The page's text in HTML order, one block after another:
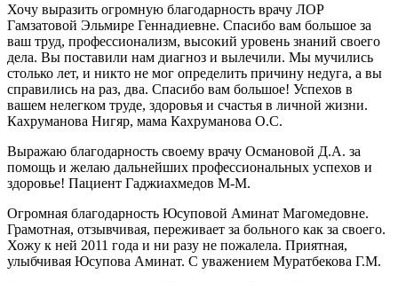
Хочу выразить огромную благодарность врачу ЛОР
Гамзатовой Эльмире Геннадиевне. Спасибо вам большое за
ваш труд, профессионализм, высокий уровень знаний своего
дела. Вы поставили нам диагноз и вылечили. Мы мучились
столько лет, и никто не мог определить причину недуга, а вы
справились на раз, два. Спасибо вам большое! Успехов в
вашем нелегком труде, здоровья и счастья в личной жизни.
Кахруманова Нигяр, мама Кахруманова О.С.
Выражаю благодарность своему врачу Османовой Д.А. за
помощь и желаю дальнейших профессиональных успехов и
здоровье! Пациент Гаджиахмедов М-М.
Огромная благодарность Юсуповой Аминат Магомедовне.
Грамотная, отзывчивая, переживает за больного как за своего.
Хожу к ней 2011 года и ни разу не пожалела. Приятная,
улыбчивая Юсупова Аминат. С уважением Муратбекова Г.М.